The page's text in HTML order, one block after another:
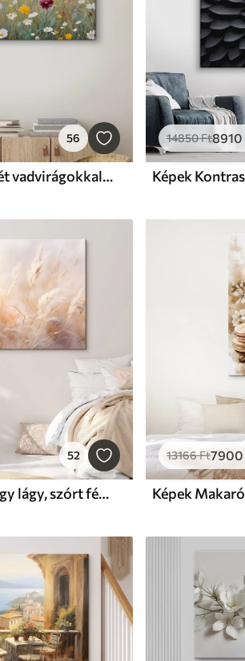
56
Képek Egy színes rét vadvirágokkal, elmosódott erdővel a háttérben
14850Ft8910
52
Képek Pampas fű egy lágy, szórt fény, ami egy meleg, a háttér egy keveréke pasztell színek
13166Ft7900